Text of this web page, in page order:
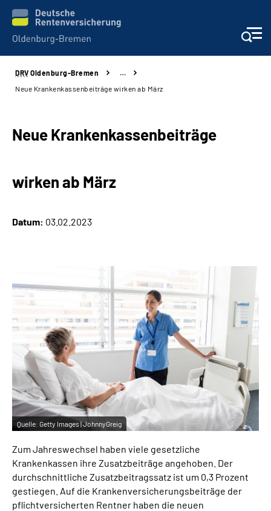
Services
Karriere
Inhalte in Gebärdensprache (DGS)
Leichte Sprache
Suche
Mein Kundenportal
DRV Oldenburg-Bremen
…
Neue Krankenkassenbeiträge wirken ab März
Neue Krankenkassenbeiträge
wirken ab März
Datum: 03.02.2023
Quelle: Getty Images | JohnnyGreig
Zum Jahreswechsel haben viele gesetzliche
Krankenkassen ihre Zusatzbeiträge angehoben. Der
durchschnittliche Zusatzbeitragssatz ist um 0,3 Prozent
gestiegen. Auf die Krankenversicherungsbeiträge der
pflichtversicherten Rentner haben die neuen